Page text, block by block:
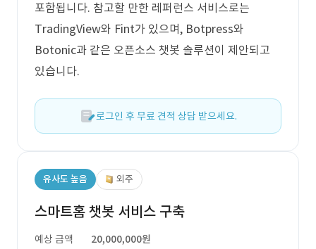
포함됩니다. 참고할 만한 레퍼런스 서비스로는
TradingView와 Fint가 있으며, Botpress와
Botonic과 같은 오픈소스 챗봇 솔루션이 제안되고
있습니다.
로그인 후 무료 견적 상담 받으세요.
유사도 높음 외주
스마트홈 챗봇 서비스 구축
예상 금액
20,000,000원